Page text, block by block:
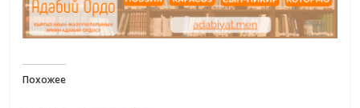
Похожее